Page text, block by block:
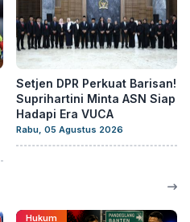
Setjen DPR Perkuat Barisan!
Suprihartini Minta ASN Siap
Hadapi Era VUCA
Rabu, 05 Agustus 2026
Hukum